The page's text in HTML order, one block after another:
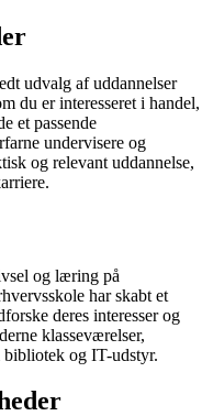
udvalg af uddannelser
du er interesseret i handel,
et passende
undervisere og
og relevant uddannelse,
og læring på
har skabt et
deres interesser og
klasseværelser,
og IT-udstyr.